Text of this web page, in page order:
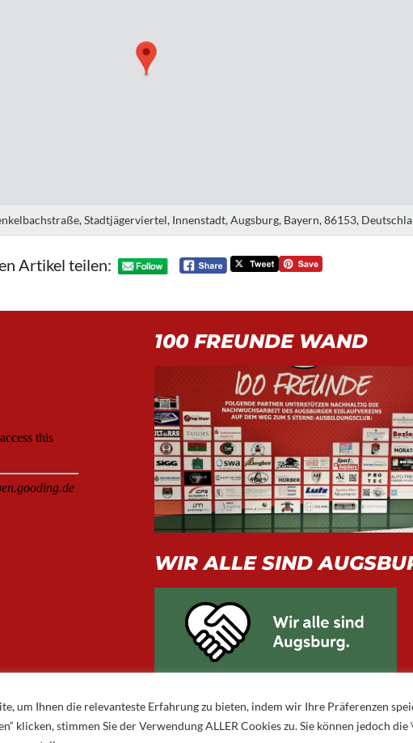
um Ihnen die relevanteste Erfahrung zu bieten, indem wir Ihre Präferenzen
klicken, stimmen Sie der Verwendung ALLER Cookies zu. Sie können jedoch
Stadtjägerviertel, Innenstadt, Augsburg, Bayern, 86153,
Artikel teilen:
100 FREUNDE WAND
WIR ALLE SIND